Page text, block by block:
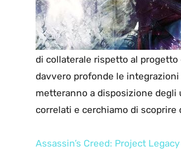
di collaterale rispetto al progetto
davvero profonde le integrazioni
metteranno a disposizione
correlati e cerchiamo di
Assassin’s Creed: Project